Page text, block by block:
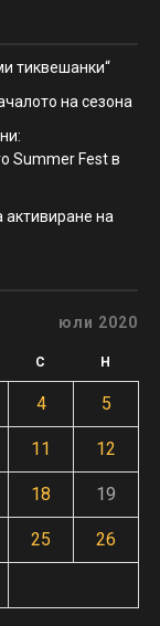
тиквешанки“
на сезона
Summer Fest в
активиране на
юли 2020
С Н
4 5
11 12
18 19
25 26